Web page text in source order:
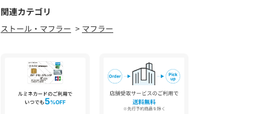
※マフラー巻き方：トンネル部分にもう片方の先端部分を通して
す。
■メーカーカラー
・BLACK：ブラック×ブラック
・MD.GRAY：ダークチャコール×ブラック
・DK.BROWN：ダークチョコ×ブラック
関連カテゴリ
ストール・マフラー マフラー